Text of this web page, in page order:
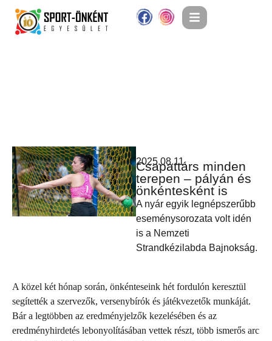
2025.08.11.
Csapattárs minden
terepen – pályán és
önkéntesként is
A nyár egyik legnépszerűbb
eseménysorozata volt idén
is a Nemzeti
Strandkézilabda Bajnokság.
A közel két hónap során, önkénteseink hét fordulón keresztül
segítették a szervezők, versenybírók és játékvezetők munkáját.
Bár a legtöbben az eredményjelzők kezelésében és az
eredményhirdetés lebonyolításában vettek részt, több ismerős arc